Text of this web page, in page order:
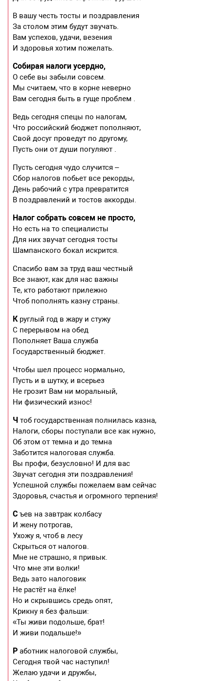
В вашу честь тосты и поздравления
За столом этим будут звучать.
Вам успехов, удачи, везения
И здоровья хотим пожелать.
Собирая налоги усердно,
О себе вы забыли совсем.
Мы считаем, что в корне неверно
Вам сегодня быть в гуще проблем .
Ведь сегодня спецы по налогам,
Что российский бюджет пополняют,
Свой досуг проведут по другому,
Пусть они от души погуляют .
Пусть сегодня чудо случится –
Сбор налогов побьет все рекорды,
День рабочий с утра превратится
В поздравлений и тостов аккорды.
Налог собрать совсем не просто,
Но есть на то специалисты
Для них звучат сегодня тосты
Шампанского бокал искрится.
Спасибо вам за труд ваш честный
Все знают, как для нас важны
Те, кто работают прилежно
Чтоб пополнять казну страны.
Круглый год в жару и стужу
С перерывом на обед
Пополняет Ваша служба
Государственный бюджет.
Чтобы шел процесс нормально,
Пусть и в шутку, и всерьез
Не грозит Вам ни моральный,
Ни физический износ!
Ч тоб государственная полнилась казна,
Налоги, сборы поступали все как нужно,
Об этом от темна и до темна
Заботится налоговая служба.
Вы профи, безусловно! И для вас
Звучат сегодня эти поздравления!
Успешной службы пожелаем вам сейчас
Здоровья, счастья и огромного терпения!
С ъев на завтрак колбасу
И жену потрогав,
Ухожу я, чтоб в лесу
Скрыться от налогов.
Мне не страшно, я привык.
Что мне эти волки!
Ведь зато налоговик
Не растёт на ёлке!
Но и скрывшись средь опят,
Крикну я без фальши:
«Ты живи подольше, брат!
И живи подальше!»
Р аботник налоговой службы,
Сегодня твой час наступил!
Желаю удачи и дружбы,